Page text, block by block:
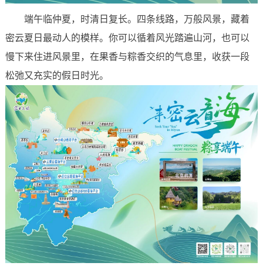
端午临仲夏，时清日复长。四条线路，万般风景，藏着
密云夏日最动人的模样。你可以循着风光踏遍山河，也可以
慢下来住进风景里，在果香与粽香交织的气息里，收获一段
松弛又充实的假日时光。